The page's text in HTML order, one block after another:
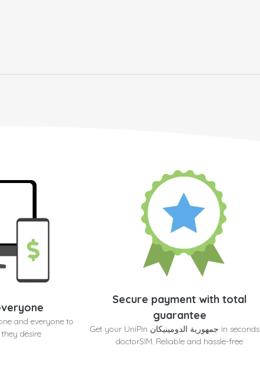
and everyone to
desire
Secure payment with total
guarantee
Get your UniPin جمهورية الدومينيكان in seconds at
doctorSIM. Reliable and hassle-free